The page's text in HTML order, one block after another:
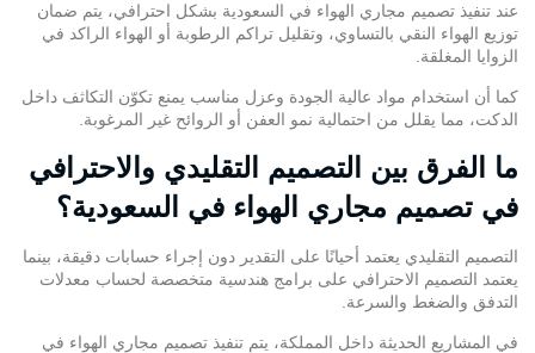
عند تنفيذ تصميم مجاري الهواء في السعودية بشكل احترافي، يتم ضمان
توزيع الهواء النقي بالتساوي، وتقليل تراكم الرطوبة أو الهواء الراكد في
الزوايا المغلقة.
كما أن استخدام مواد عالية الجودة وعزل مناسب يمنع تكوّن التكاثف داخل
الدكت، مما يقلل من احتمالية نمو العفن أو الروائح غير المرغوبة.
ما الفرق بين التصميم التقليدي والاحترافي
في تصميم مجاري الهواء في السعودية؟
التصميم التقليدي يعتمد أحيانًا على التقدير دون إجراء حسابات دقيقة، بينما
يعتمد التصميم الاحترافي على برامج هندسية متخصصة لحساب معدلات
التدفق والضغط والسرعة.
في المشاريع الحديثة داخل المملكة، يتم تنفيذ تصميم مجاري الهواء في